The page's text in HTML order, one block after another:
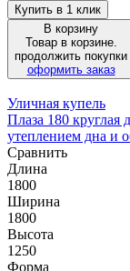
Купить в 1 клик
В корзину
Товар в корзине.
продолжить покупки
оформить заказ
Уличная купель
Плаза 180 круглая
утеплением дна и
Сравнить
Длина
1800
Ширина
1800
Высота
1250
Форма